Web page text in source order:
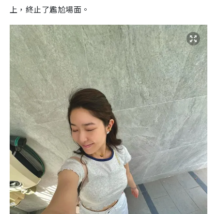
上，終止了尷尬場面。